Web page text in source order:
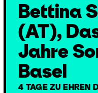
Bettina
(AT),
Jahre
Basel
4 TAGE ZU EHREN